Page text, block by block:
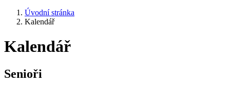
Úvodní stránka
Kalendář
Kalendář
Senioři